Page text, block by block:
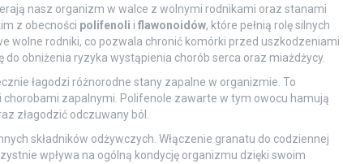
nasz organizm w walce z wolnymi rodnikami oraz stanami
z obecności polifenoli i flawonoidów, które pełnią rolę silnych
wolne rodniki, co pozwala chronić komórki przed uszkodzeniami
obniżenia ryzyka wystąpienia chorób serca oraz miażdżycy.
łagodzi różnorodne stany zapalne w organizmie. To
zapalnymi. Polifenole zawarte w tym owocu hamują
złagodzić odczuwany ból.
składników odżywczych. Włączenie granatu do codziennej
wpływa na ogólną kondycję organizmu dzięki swoim